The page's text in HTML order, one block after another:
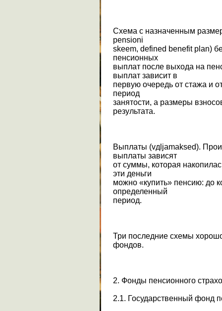
Схема с назначенным
pensioni
skeem, defined benefit plan)
пенсионных
выплат после выхода на
выплат зависит в
первую очередь от стажа и
период
занятости, а размеры
результата.
Выплаты (vдljamaksed).
выплаты зависят
от суммы, которая
эти деньги
можно «купить» пенсию: до
определенный
период.
Три последние схемы
фондов.
2. Фонды пенсионного
2.1. Государственный фонд